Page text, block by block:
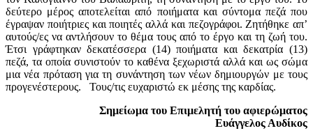
δεύτερο μέρος αποτελείται από ποιήματα και σύντομα πεζά που
έγραψαν ποιήτριες και ποιητές αλλά και πεζογράφοι. Ζητήθηκε απ’
αυτούς/ες να αντλήσουν το θέμα τους από το έργο και τη ζωή του.
Έτσι γράφτηκαν δεκατέσσερα (14) ποιήματα και δεκατρία (13)
πεζά, τα οποία συνιστούν το καθένα ξεχωριστά αλλά και ως σώμα
μια νέα πρόταση για τη συνάντηση των νέων δημιουργών με τους
προγενέστερους. Τους/τις ευχαριστώ εκ μέσης της καρδίας.
Σημείωμα του Επιμελητή του αφιερώματος
Ευάγγελος Αυδίκος